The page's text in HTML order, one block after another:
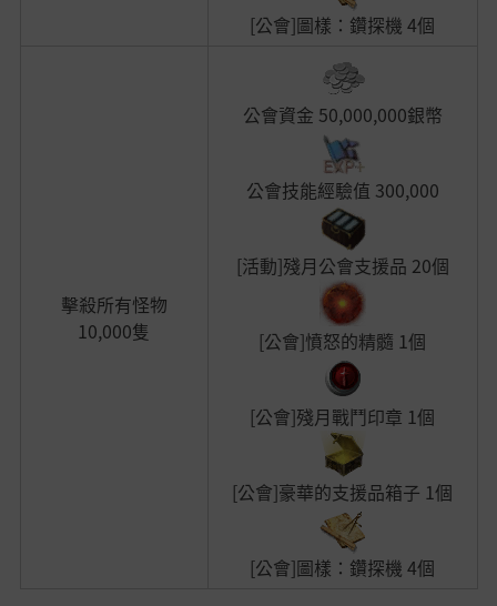
[公會]圖樣：鑽探機 4個
擊殺所有怪物
10,000隻
公會資金 50,000,000銀幣
公會技能經驗值 300,000
[活動]殘月公會支援品 20個
[公會]憤怒的精髓 1個
[公會]殘月戰鬥印章 1個
[公會]豪華的支援品箱子 1個
[公會]圖樣：鑽探機 4個